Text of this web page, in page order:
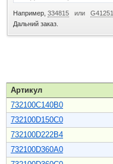
Например, 334815 или G41251
Дальний заказ.
Артикул
732100C140B0
732100D150C0
732100D222B4
732100D360A0